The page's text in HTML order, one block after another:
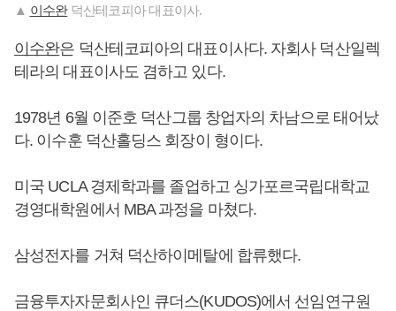
▲ 이수완덕산테코피아 대표이사.
이수완은 덕산테코피아의 대표이사다. 자회사 덕산일렉
테라의 대표이사도 겸하고 있다.
1978년 6월 이준호 덕산그룹 창업자의 차남으로 태어났
다. 이수훈 덕산홀딩스 회장이 형이다.
미국 UCLA 경제학과를 졸업하고 싱가포르국립대학교
경영대학원에서 MBA 과정을 마쳤다.
삼성전자를 거쳐 덕산하이메탈에 합류했다.
금융투자자문회사인 큐더스(KUDOS)에서 선임연구원